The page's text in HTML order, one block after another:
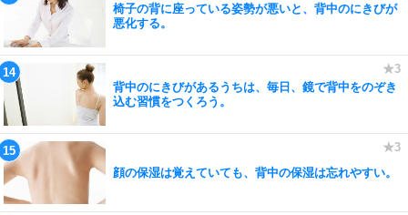
椅子の背に座っている姿勢が悪いと、背中のにきびが
悪化する。
背中のにきびがあるうちは、毎日、鏡で背中をのぞき
込む習慣をつくろう。
顔の保湿は覚えていても、背中の保湿は忘れやすい。